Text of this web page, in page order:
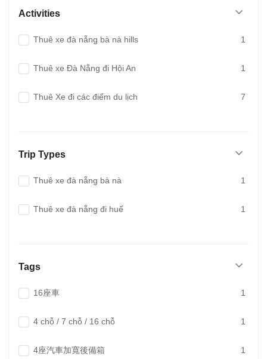
Activities
Thuê xe đà nẵng bà nà hills 1
Thuê xe Đà Nẵng đi Hội An 1
Thuê Xe đi các điểm du lịch 7
Trip Types
Thuê xe đà nẵng bà nà 1
Thuê xe đà nẵng đi huế 1
Tags
16座車 1
4 chỗ / 7 chỗ / 16 chỗ 1
4座汽車加寬後備箱 1